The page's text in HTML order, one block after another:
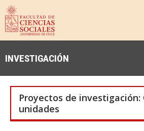
DEPARTAMENTOS
ANTROPOLOGÍA
EDUCACIÓN
PREGRADO
POSTGRADO
INVESTIGACIÓN
Proyectos de investigación:
unidades